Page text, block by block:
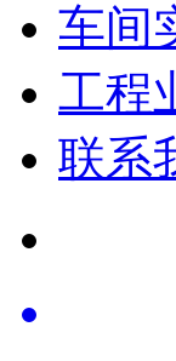
车间
工程
联系